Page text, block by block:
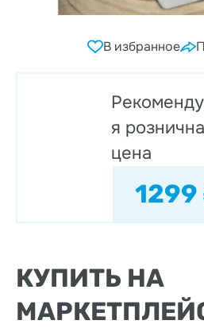
В избранное
я
цена
1299
КУПИТЬ НА